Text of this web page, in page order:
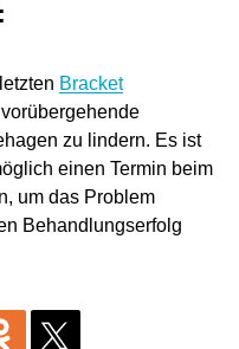
Bracket
zu lindern. Es ist
einen Termin beim
um das Problem
Behandlungserfolg